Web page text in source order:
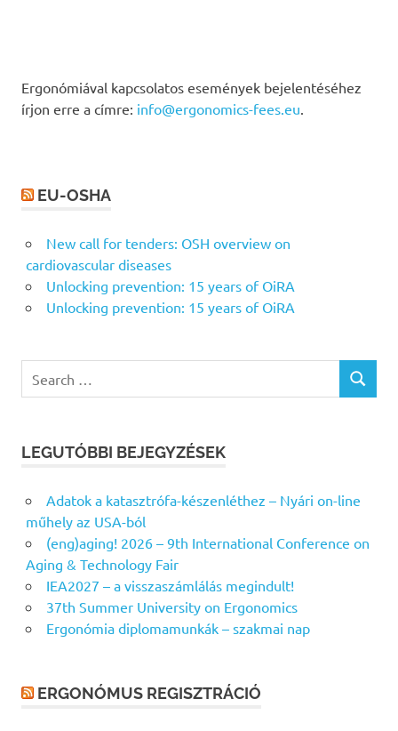
Ergonómiával kapcsolatos események bejelentéséhez
írjon erre a címre: info@ergonomics-fees.eu
EU-OSHA
New call for tenders: OSH overview on
cardiovascular diseases
Unlocking prevention: 15 years of OiRA
Unlocking prevention: 15 years of OiRA
for:
SEARCH
LEGUTÓBBI BEJEGYZÉSEK
Adatok a katasztrófa-készenléthez – Nyári on-line
műhely az USA-ból
(eng)aging! 2026 – 9th International Conference on
Aging & Technology Fair
IEA2027 – a visszaszámlálás megindult!
37th Summer University on Ergonomics
Ergonómia diplomamunkák – szakmai nap
ERGONÓMUS REGISZTRÁCIÓ